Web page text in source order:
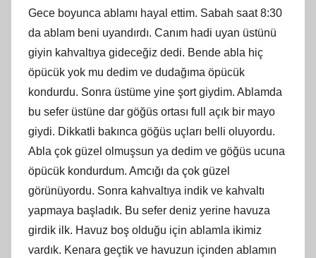
Gece boyunca ablamı hayal ettim. Sabah saat 8:30
da ablam beni uyandırdı. Canım hadi uyan üstünü
giyin kahvaltıya gideceğiz dedi. Bende abla hiç
öpücük yok mu dedim ve dudağıma öpücük
kondurdu. Sonra üstüme yine şort giydim. Ablamda
bu sefer üstüne dar göğüs ortası full açık bir mayo
giydi. Dikkatli bakınca göğüs uçları belli oluyordu.
Abla çok güzel olmuşsun ya dedim ve göğüs ucuna
öpücük kondurdum. Amcığı da çok güzel
görünüyordu. Sonra kahvaltıya indik ve kahvaltı
yapmaya başladık. Bu sefer deniz yerine havuza
girdik ilk. Havuz boş olduğu için ablamla ikimiz
vardık. Kenara geçtik ve havuzun içinden ablamın